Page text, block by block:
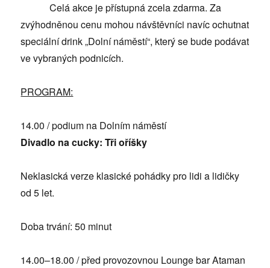
Celá akce je přístupná zcela zdarma. Za
zvýhodněnou cenu mohou návštěvníci navíc ochutnat
speciální drink „Dolní náměstí“, který se bude podávat
ve vybraných podnicích.
PROGRAM:
14.00 / podium na Dolním náměstí
Divadlo na cucky: Tři oříšky
Neklasická verze klasické pohádky pro lidi a lidičky
od 5 let.
Doba trvání: 50 minut
14.00–18.00 / před provozovnou Lounge bar Ataman